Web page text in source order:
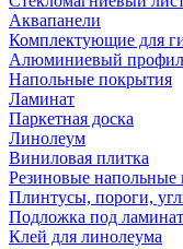
Аквапанели
Комплектующие для
Алюминиевый
Напольные покрытия
Ламинат
Паркетная доска
Линолеум
Виниловая плитка
Резиновые напольные
Плинтусы, пороги,
Подложка под ламинат
Клей для линолеума